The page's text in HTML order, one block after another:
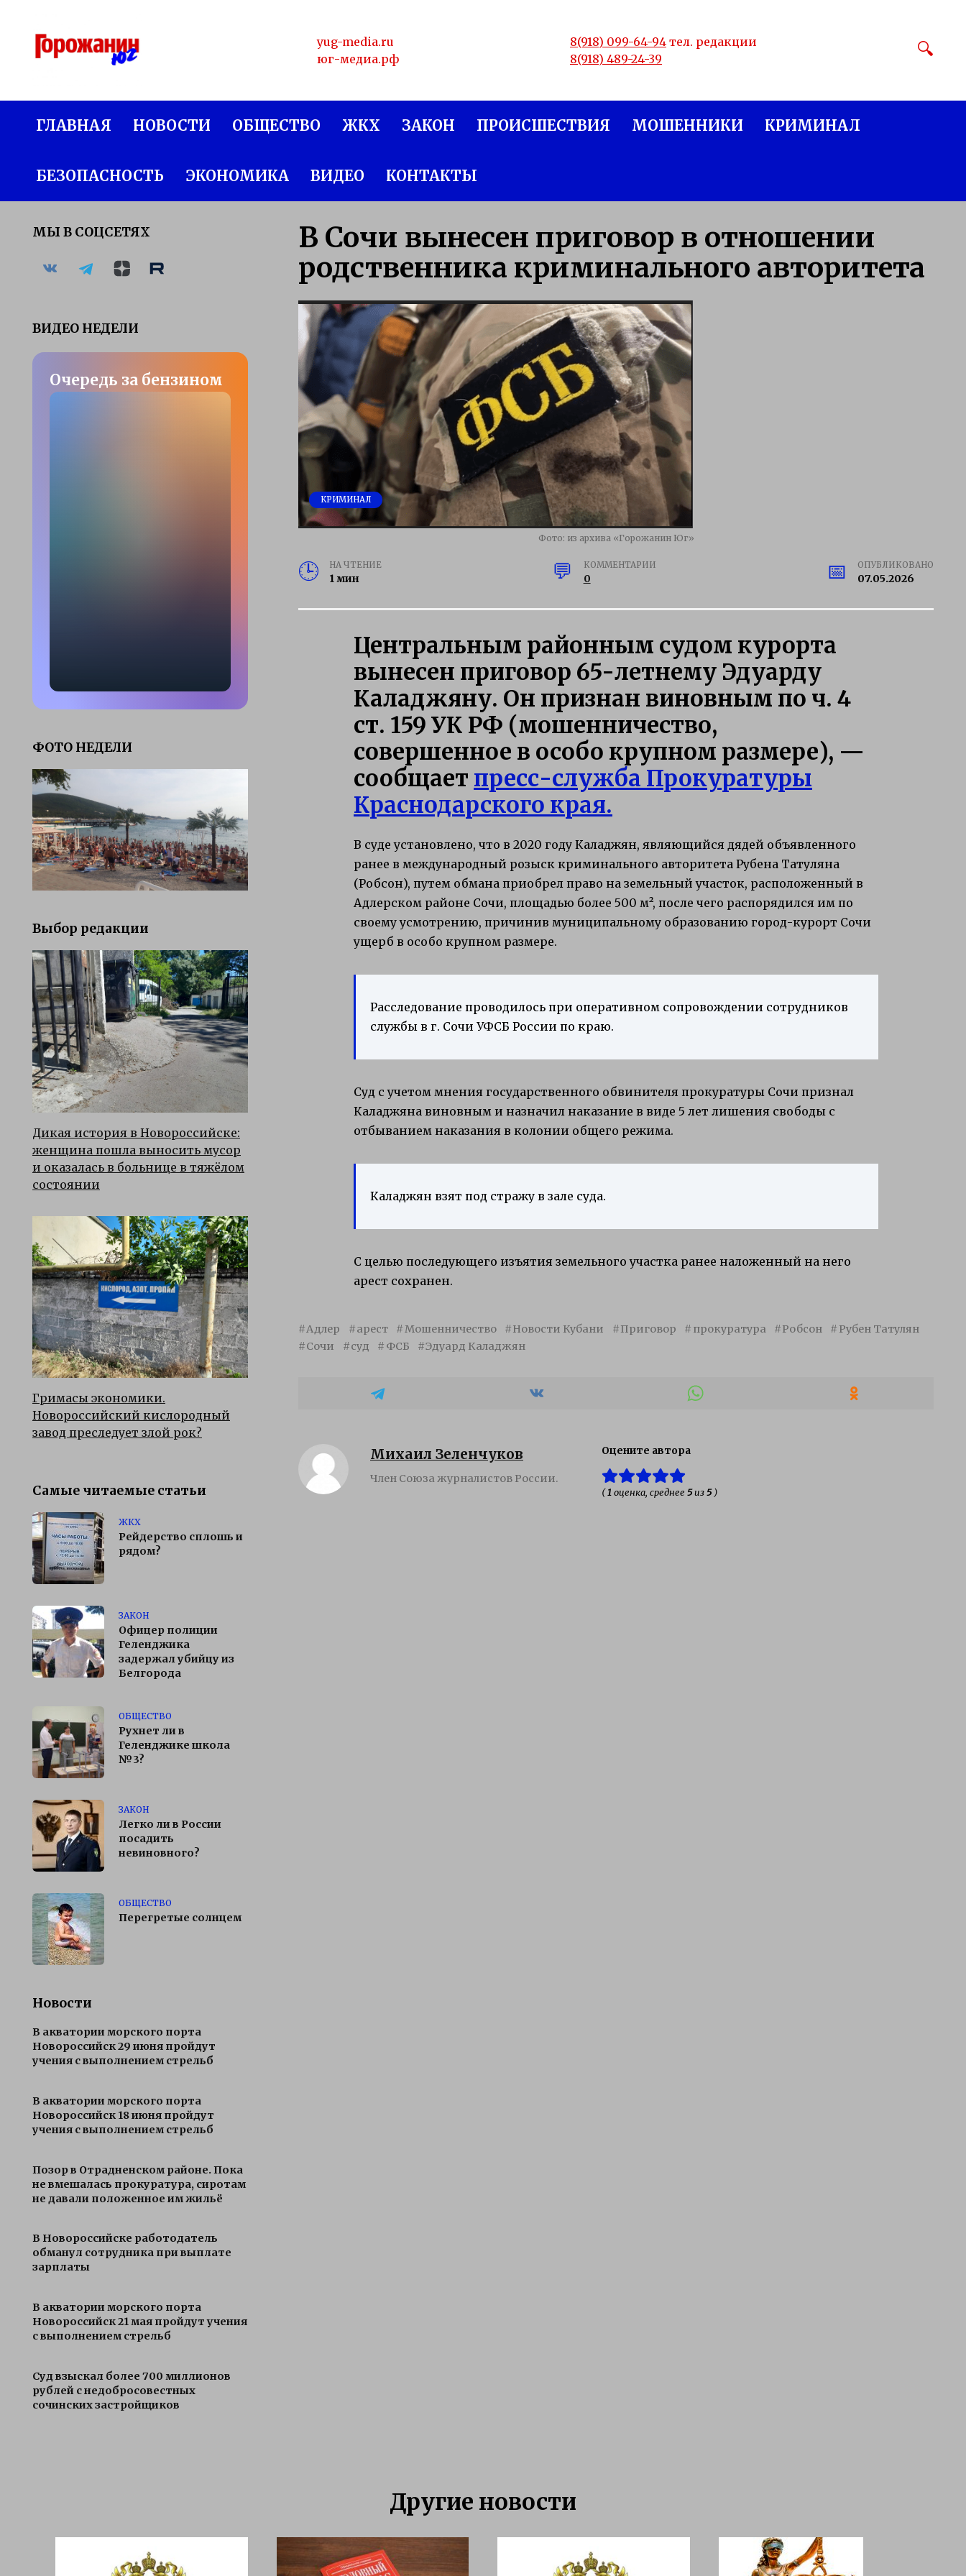
содержанию
yug-media.ru
юг-медиа.рф
8(918) 099-64-94тел. редакции
8(918) 489-24-39
ГЛАВНАЯ НОВОСТИ ОБЩЕСТВО ЖКХ ЗАКОН ПРОИСШЕСТВИЯ МОШЕННИКИ КРИМИНАЛ
БЕЗОПАСНОСТЬ ЭКОНОМИКА ВИДЕО КОНТАКТЫ
В Сочи вынесен приговор в отношении
родственника криминального авторитета
КРИМИНАЛ
Фото: из архива «Горожанин Юг»
НА ЧТЕНИЕ
1 мин
КОММЕНТАРИИ
0
ОПУБЛИКОВАНО
07.05.2026
Центральным районным судом курорта
вынесен приговор 65-летнему Эдуарду
Каладжяну. Он признан виновным по ч. 4
ст. 159 УК РФ (мошенничество,
совершенное в особо крупном размере), —
сообщает пресс-служба Прокуратуры
Краснодарского края.
В суде установлено, что в 2020 году Каладжян, являющийся дядей объявленного
ранее в международный розыск криминального авторитета Рубена Татуляна
(Робсон), путем обмана приобрел право на земельный участок, расположенный в
Адлерском районе Сочи, площадью более 500 м², после чего распорядился им по
своему усмотрению, причинив муниципальному образованию город-курорт Сочи
ущерб в особо крупном размере.
Расследование проводилось при оперативном сопровождении сотрудников
службы в г. Сочи УФСБ России по краю.
Суд с учетом мнения государственного обвинителя прокуратуры Сочи признал
Каладжяна виновным и назначил наказание в виде 5 лет лишения свободы с
отбыванием наказания в колонии общего режима.
Каладжян взят под стражу в зале суда.
С целью последующего изъятия земельного участка ранее наложенный на него
арест сохранен.
Адлер арест Мошенничество Новости Кубани Приговор прокуратура Робсон
Рубен Татулян
Сочи
суд ФСБ Эдуард Каладжян
Михаил Зеленчуков
Член Союза журналистов России.
Оцените автора
(1 оценка, среднее 5из5)
МЫ В СОЦСЕТЯХ
ВИДЕО НЕДЕЛИ
Очередь за бензином
ФОТО НЕДЕЛИ
Выбор редакции
Дикая история в Новороссийске:
женщина пошла выносить мусор
и оказалась в больнице в тяжёлом
состоянии
Гримасы экономики.
Новороссийский кислородный
завод преследует злой рок?
Самые читаемые статьи
ЖКХ
Рейдерство сплошь и
рядом?
ЗАКОН
Офицер полиции
Геленджика
задержал убийцу из
Белгорода
ОБЩЕСТВО
Рухнет ли в
Геленджике школа
№3?
ЗАКОН
Легко ли в России
посадить
невиновного?
ОБЩЕСТВО
Перегретые солнцем
Новости
В акватории морского порта
Новороссийск 29 июня пройдут
учения с выполнением стрельб
В акватории морского порта
Новороссийск 18 июня пройдут
учения с выполнением стрельб
Позор в Отрадненском районе. Пока
не вмешалась прокуратура, сиротам
не давали положенное им жильё
В Новороссийске работодатель
обманул сотрудника при выплате
зарплаты
В акватории морского порта
Новороссийск 21 мая пройдут учения
с выполнением стрельб
Суд взыскал более 700 миллионов
рублей с недобросовестных
сочинских застройщиков
Другие новости